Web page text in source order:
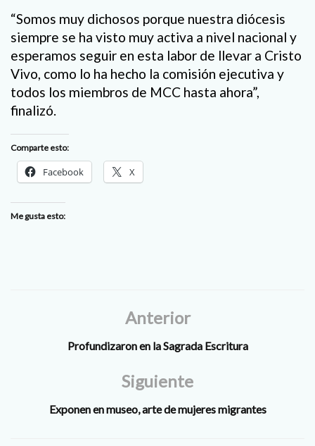
“Somos muy dichosos porque nuestra diócesis
siempre se ha visto muy activa a nivel nacional y
esperamos seguir en esta labor de llevar a Cristo
Vivo, como lo ha hecho la comisión ejecutiva y
todos los miembros de MCC hasta ahora”,
finalizó.
Comparte esto:
Facebook X
Me gusta esto:
Anterior
Profundizaron en la Sagrada Escritura
Siguiente
Exponen en museo, arte de mujeres migrantes